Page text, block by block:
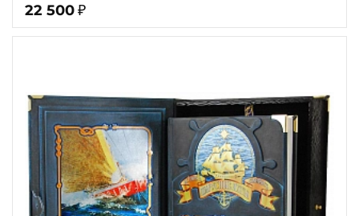
22 500 ₽